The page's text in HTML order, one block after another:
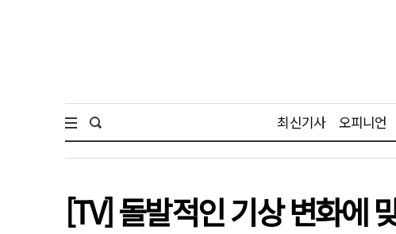
최신기사 오피니언
[TV] 돌발적인 기상 변화에